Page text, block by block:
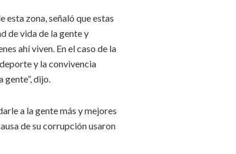
esta zona, señaló que estas
de vida de la gente y
ahí viven. En el caso de la
y la convivencia
gente”, dijo.
a la gente más y mejores
de su corrupción usaron